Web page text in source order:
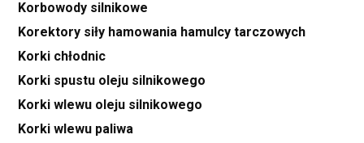
Korbowody silnikowe
Korektory siły hamowania hamulcy tarczowych
Korki chłodnic
Korki spustu oleju silnikowego
Korki wlewu oleju silnikowego
Korki wlewu paliwa